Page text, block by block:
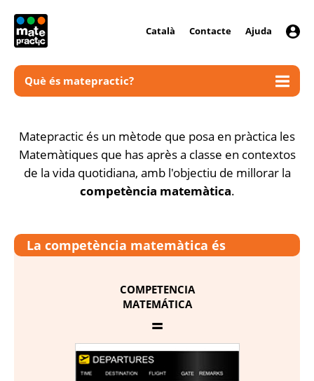
Català Contacte Ajuda
Què és matepractic?
Matepractic és un mètode que posa en pràctica les
Matemàtiques que has après a classe en contextos
de la vida quotidiana, amb l'objectiu de millorar la
competència matemàtica.
La competència matemàtica és
COMPETENCIA
MATEMÁTICA